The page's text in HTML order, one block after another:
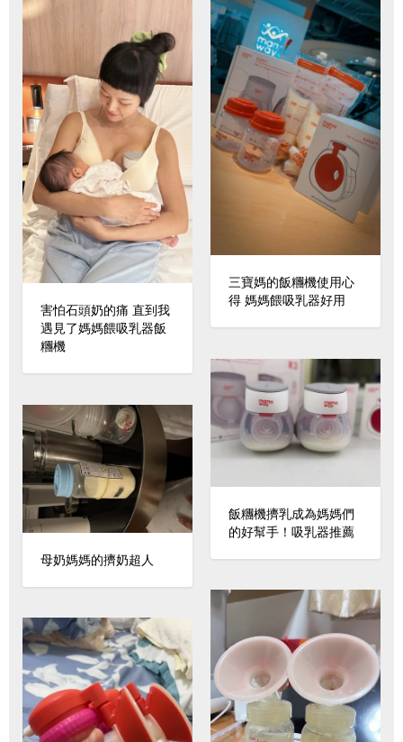
三寶媽的飯糰機使用心
得 媽媽餵吸乳器好用
害怕石頭奶的痛 直到我
遇見了媽媽餵吸乳器飯
糰機
飯糰機擠乳成為媽媽們
的好幫手！吸乳器推薦
母奶媽媽的擠奶超人